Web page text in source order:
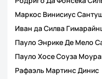
Маркос Винисиус
Иван да Силва
Пауло Энрике Де Мело
Пауло Хосе Соуза
Рафаэль Мартинс Динис